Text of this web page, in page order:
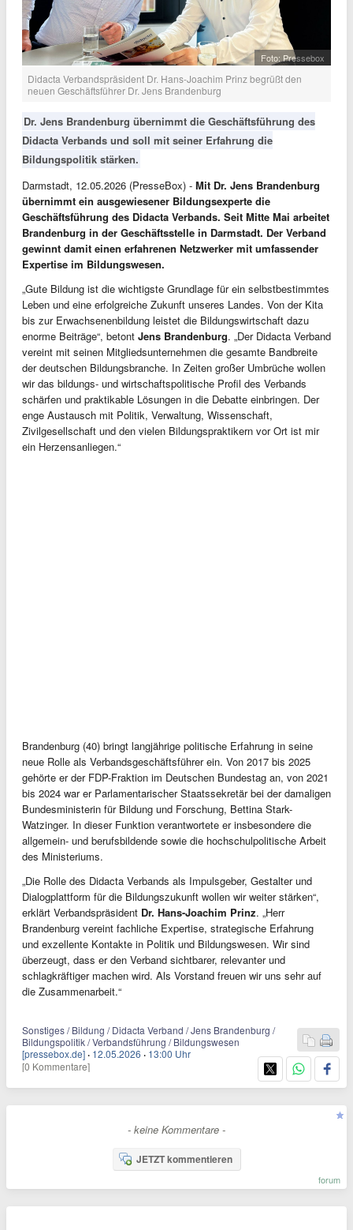
Foto: Pressebox
Didacta Verbandspräsident Dr. Hans-Joachim Prinz begrüßt den
neuen Geschäftsführer Dr. Jens Brandenburg
Dr. Jens Brandenburg übernimmt die Geschäftsführung des
Didacta Verbands und soll mit seiner Erfahrung die
Bildungspolitik stärken.
Darmstadt, 12.05.2026 (PresseBox) - Mit Dr. Jens Brandenburg
übernimmt ein ausgewiesener Bildungsexperte die
Geschäftsführung des Didacta Verbands. Seit Mitte Mai arbeitet
Brandenburg in der Geschäftsstelle in Darmstadt. Der Verband
gewinnt damit einen erfahrenen Netzwerker mit umfassender
Expertise im Bildungswesen.
„Gute Bildung ist die wichtigste Grundlage für ein selbstbestimmtes
Leben und eine erfolgreiche Zukunft unseres Landes. Von der Kita
bis zur Erwachsenenbildung leistet die Bildungswirtschaft dazu
enorme Beiträge“, betont Jens Brandenburg. „Der Didacta Verband
vereint mit seinen Mitgliedsunternehmen die gesamte Bandbreite
der deutschen Bildungsbranche. In Zeiten großer Umbrüche wollen
wir das bildungs- und wirtschaftspolitische Profil des Verbands
schärfen und praktikable Lösungen in die Debatte einbringen. Der
enge Austausch mit Politik, Verwaltung, Wissenschaft,
Zivilgesellschaft und den vielen Bildungspraktikern vor Ort ist mir
ein Herzensanliegen.“
Brandenburg (40) bringt langjährige politische Erfahrung in seine
neue Rolle als Verbandsgeschäftsführer ein. Von 2017 bis 2025
gehörte er der FDP-Fraktion im Deutschen Bundestag an, von 2021
bis 2024 war er Parlamentarischer Staatssekretär bei der damaligen
Bundesministerin für Bildung und Forschung, Bettina Stark-
Watzinger. In dieser Funktion verantwortete er insbesondere die
allgemein- und berufsbildende sowie die hochschulpolitische Arbeit
des Ministeriums.
„Die Rolle des Didacta Verbands als Impulsgeber, Gestalter und
Dialogplattform für die Bildungszukunft wollen wir weiter stärken“,
erklärt Verbandspräsident Dr. Hans-Joachim Prinz. „Herr
Brandenburg vereint fachliche Expertise, strategische Erfahrung
und exzellente Kontakte in Politik und Bildungswesen. Wir sind
überzeugt, dass er den Verband sichtbarer, relevanter und
schlagkräftiger machen wird. Als Vorstand freuen wir uns sehr auf
die Zusammenarbeit.“
Sonstiges / Bildung / Didacta Verband / Jens Brandenburg /
Bildungspolitik / Verbandsführung / Bildungswesen
[pressebox.de] · 12.05.2026 · 13:00 Uhr
[0 Kommentare]
- keine Kommentare -
JETZT kommentieren
forum